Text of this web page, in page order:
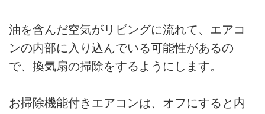
油を含んだ空気がリビングに流れて、エアコ
ンの内部に入り込んでいる可能性があるの
で、換気扇の掃除をするようにします。
お掃除機能付きエアコンは、オフにすると内